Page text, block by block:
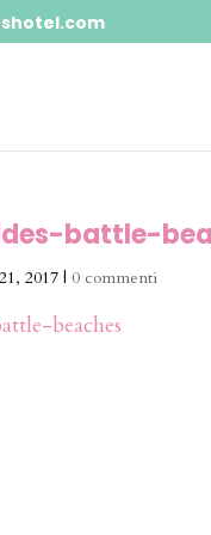
battle-
2017 |0 commenti
beaches